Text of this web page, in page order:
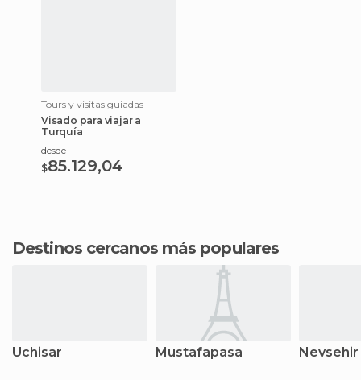
Tours y visitas guiadas
Visado para viajar a
Turquía
desde
$85.129,04
Destinos cercanos más populares
Uchisar Mustafapasa Nevsehir